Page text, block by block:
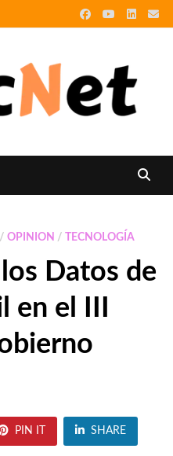
OPINION / TECNOLOGÍA
Datos de
en el III
PIN IT SHARE